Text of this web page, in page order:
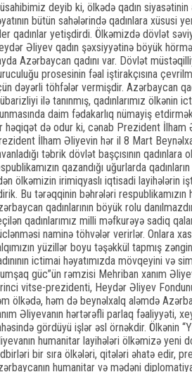
deyib ki, ölkədə qadın
bütün sahələrində qadınlara xüsusi
qadınlar yetişdirdi. Ölkəmizdə dövlət
Əliyev qadın şəxsiyyətinə böyük
Azərbaycan qadını var. Dövlət
prosesinin fəal iştirakçısına
dəyərli töhfələr vermişdir. Azərbaycan
ilə tanınmış, qadınlarımız
daim fədakarlıq nümayiş
həqiqət də odur ki, cənab Prezident İlham
İlham Əliyevin hər il 8 Mart
təbrik dövlət başçısının
qazandığı uğurlarda
ölkəmizin irimiqyaslı iqtisadi layihələrin
Bu tərəqqinin bəhrələri
qadınlarının böyük rolu
qadınlarımız milli məfkurəyə sadiq
naminə töhvələr verirlər. Onlara
yüzillər boyu təşəkkül tapmış
ictimai həyatımızda mövqeyini və
güc”ün rəmzisi Mehriban xanım
vitse-prezidenti, Heydər Əliyev
ölkədə, həm də beynəlxalq aləmdə
Əliyevanın hərtərəfli parlaq fəaliyyəti,
gördüyü işlər əsl örnəkdir. Ölkənin
humanitar layihələri ölkəmizə yeni
bir sıra ölkələri, qitələri əhatə edir,
humanitar və mədəni